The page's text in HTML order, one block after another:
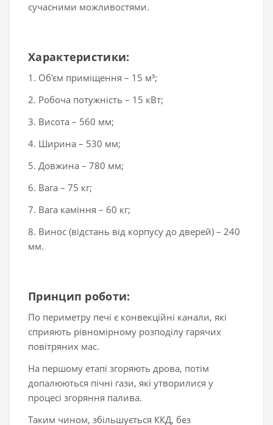
сучасними можливостями.
Характеристики:
1. Об'єм приміщення – 15 м³;
2. Робоча потужність – 15 кВт;
3. Висота – 560 мм;
4. Ширина – 530 мм;
5. Довжина – 780 мм;
6. Вага – 75 кг;
7. Вага каміння – 60 кг;
8. Винос (відстань від корпусу до дверей) – 240
мм.
Принцип роботи:
По периметру печі є конвекційні канали, які
сприяють рівномірному розподілу гарячих
повітряних мас.
На першому етапі згоряють дрова, потім
допалюються пічні гази, які утворилися у
процесі згоряння палива.
Таким чином, збільшується ККД, без